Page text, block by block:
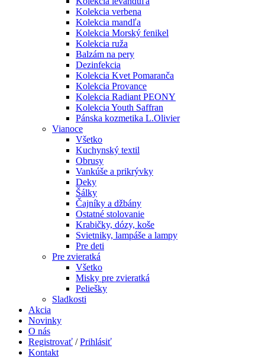
Kolekcia verbena
Kolekcia mandľa
Kolekcia Morský fenikel
Kolekcia ruža
Balzám na pery
Dezinfekcia
Kolekcia Kvet Pomaranča
Kolekcia Provance
Kolekcia Radiant PEONY
Kolekcia Youth Saffran
Pánska kozmetika L.Olivier
Vianoce
Všetko
Kuchynský textil
Obrusy
Vankúše a prikrývky
Deky
Šálky
Čajníky a džbány
Ostatné stolovanie
Krabičky, dózy, koše
Svietniky, lampáše a lampy
Pre deti
Pre zvieratká
Všetko
Misky pre zvieratká
Peliešky
Sladkosti
Akcia
Novinky
O nás
Registrovať / Prihlásiť
Kontakt